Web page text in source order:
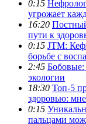
0:15
угрожает
16:20
пути к
0:15 JTM:
борьбе с
2:45 Бобовые:
экологии
18:30 Топ-5
здоровью:
0:15
пальцами